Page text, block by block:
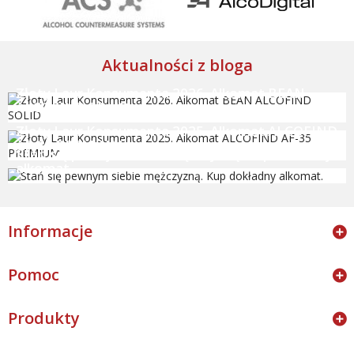
Aktualności z bloga
Złoty Laur Konsumenta 2026. Alkomat BEAN
ALCOFIND SOLID
Złoty Laur Konsumenta 2025. Alkomat ALCOFIND
AF-35 PREMIUM
Stań się pewnym siebie mężczyzną. Kup dokładny
alkomat.
Informacje
Pomoc
Produkty